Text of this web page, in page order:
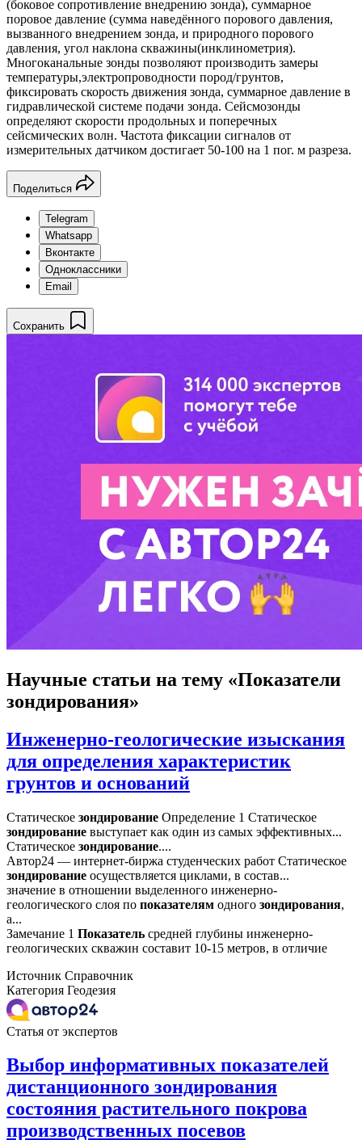
(боковое сопротивление внедрению зонда), суммарное
поровое давление (сумма наведённого порового давления,
вызванного внедрением зонда, и природного порового
давления, угол наклона скважины(инклинометрия).
Многоканальные зонды позволяют производить замеры
температуры,электропроводности пород/грунтов,
фиксировать скорость движения зонда, суммарное давление в
гидравлической системе подачи зонда. Сейсмозонды
определяют скорости продольных и поперечных
сейсмических волн. Частота фиксации сигналов от
измерительных датчиком достигает 50-100 на 1 пог. м разреза.
Поделиться
Telegram
Whatsapp
Вконтакте
Одноклассники
Email
Сохранить
Научные статьи на тему «Показатели
зондирования»
Инженерно-геологические изыскания
для определения характеристик
грунтов и оснований
Статическое зондирование Определение 1 Статическое
зондирование выступает как один из самых эффективных...
Статическое зондирование....
Автор24 — интернет-биржа студенческих работ Статическое
зондирование осуществляется циклами, в состав...
значение в отношении выделенного инженерно-
геологического слоя по показателям одного зондирования,
а...
Замечание 1 Показатель средней глубины инженерно-
геологических скважин составит 10-15 метров, в отличие
Источник Справочник
Категория Геодезия
Статья от экспертов
Выбор информативных показателей
дистанционного зондирования
состояния растительного покрова
производственных посевов